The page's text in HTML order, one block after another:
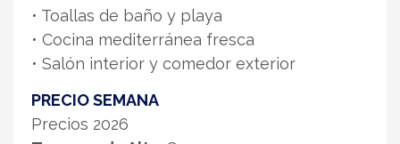
• Toallas de baño y playa
• Cocina mediterránea fresca
• Salón interior y comedor exterior
PRECIO SEMANA
Precios 2026